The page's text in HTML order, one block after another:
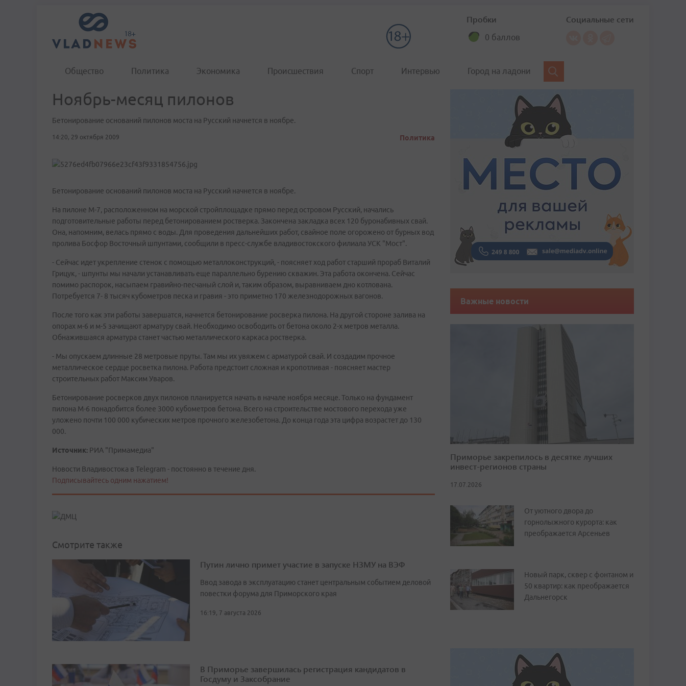
Пробки
0 баллов
Социальные сети
Общество Политика Экономика Происшествия Спорт Интервью Город на ладони
Ноябрь-месяц пилонов
Бетонирование оснований пилонов моста на Русский начнется в ноябре.
14:20, 29 октября 2009 Политика
Бетонирование оснований пилонов моста на Русский начнется в ноябре.
На пилоне М-7, расположенном на морской стройплощадке прямо перед островом Русский, начались
подготовительные работы перед бетонированием ростверка. Закончена закладка всех 120 буронабивных свай.
Она, напомним, велась прямо с воды. Для проведения дальнейших работ, свайное поле огорожено от бурных вод
пролива Босфор Восточный шпунтами, сообщили в пресс-службе владивостокского филиала УСК "Мост".
- Сейчас идет укрепление стенок с помощью металлоконструкций, - поясняет ход работ старший прораб Виталий
Грицук, - шпунты мы начали устанавливать еще параллельно бурению скважин. Эта работа окончена. Сейчас
помимо распорок, насыпаем гравийно-песчаный слой и, таким образом, выравниваем дно котлована.
Потребуется 7- 8 тысяч кубометров песка и гравия - это приметно 170 железнодорожных вагонов.
После того как эти работы завершатся, начнется бетонирование росверка пилона. На другой стороне залива на
опорах м-6 и м-5 зачищают арматуру свай. Необходимо освободить от бетона около 2-х метров металла.
Обнажившаяся арматура станет частью металлического каркаса ростверка.
- Мы опускаем длинные 28 метровые пруты. Там мы их увяжем с арматурой свай. И создадим прочное
металлическое сердце росветка пилона. Работа предстоит сложная и кропотливая - поясняет мастер
строительных работ Максим Уваров.
Бетонирование росверков двух пилонов планируется начать в начале ноября месяце. Только на фундамент
пилона М-6 понадобится более 3000 кубометров бетона. Всего на строительстве мостового перехода уже
уложено почти 100 000 кубических метров прочного железобетона. До конца года эта цифра возрастет до 130
000.
Источник: РИА "Примамедиа"
Новости Владивостока в Telegram - постоянно в течение дня.
Подписывайтесь одним нажатием!
Смотрите также
Путин лично примет участие в запуске НЗМУ на ВЭФ
Ввод завода в эксплуатацию станет центральным событием деловой
повестки форума для Приморского края
16:19, 7 августа 2026
В Приморье завершилась регистрация кандидатов в
Госдуму и Заксобрание
Важные новости
Приморье закрепилось в десятке лучших
инвест-регионов страны
17.07.2026
От уютного двора до
горнолыжного курорта: как
преображается Арсеньев
Новый парк, сквер с фонтаном и
50 квартир: как преображается
Дальнегорск